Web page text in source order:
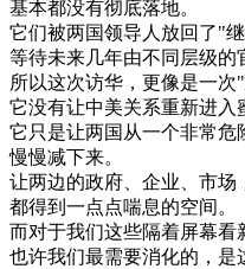
基本都没有彻底落地。
它们被两国领导人放回 了"
等待未来几年由不同 层级的
所以这次访华 ， 更像是一次"
它没有让中美关系重新进入
它 只是让两国从一个非常危
慢慢减下来。
让两边的政府、 企业、 市场
都得到 一点点喘息的空间。
而对于我们这些隔着屏幕看
也许我们最需要消化的 ， 是